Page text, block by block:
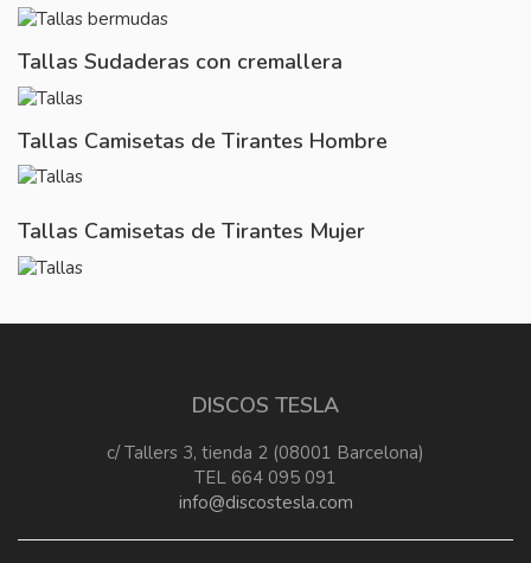
Tallas Sudaderas con cremallera
Tallas Camisetas de Tirantes Hombre
Tallas Camisetas de Tirantes Mujer
DISCOS TESLA
c/ Tallers 3, tienda 2 (08001 Barcelona)
TEL 664 095 091
info@discostesla.com